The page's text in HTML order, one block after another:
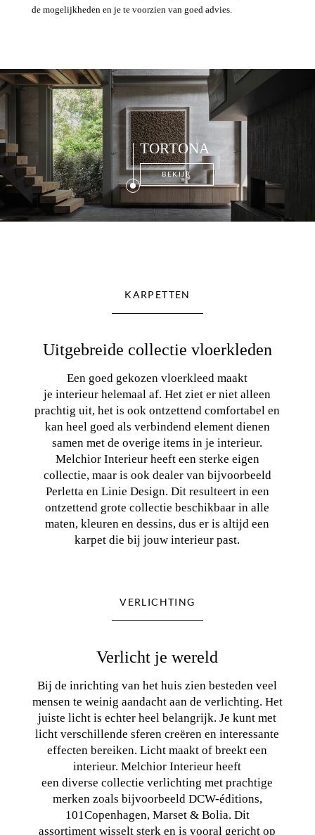
de mogelijkheden en je te voorzien van goed advies.
TORTONA
BEKIJK
KARPETTEN
Uitgebreide collectie vloerkleden
Een goed gekozen vloerkleed maakt
je interieur helemaal af. Het ziet er niet alleen
prachtig uit, het is ook ontzettend comfortabel en
kan heel goed als verbindend element dienen
samen met de overige items in je interieur.
Melchior Interieur heeft een sterke eigen
collectie, maar is ook dealer van bijvoorbeeld
Perletta en Linie Design. Dit resulteert in een
ontzettend grote collectie beschikbaar in alle
maten, kleuren en dessins, dus er is altijd een
karpet die bij jouw interieur past.
VERLICHTING
Verlicht je wereld
Bij de inrichting van het huis zien besteden veel
mensen te weinig aandacht aan de verlichting. Het
juiste licht is echter heel belangrijk. Je kunt met
licht verschillende sferen creëren en interessante
effecten bereiken. Licht maakt of breekt een
interieur. Melchior Interieur heeft
een diverse collectie verlichting met prachtige
merken zoals bijvoorbeeld DCW-éditions,
101Copenhagen, Marset & Bolia. Dit
assortiment wisselt sterk en is vooral gericht op